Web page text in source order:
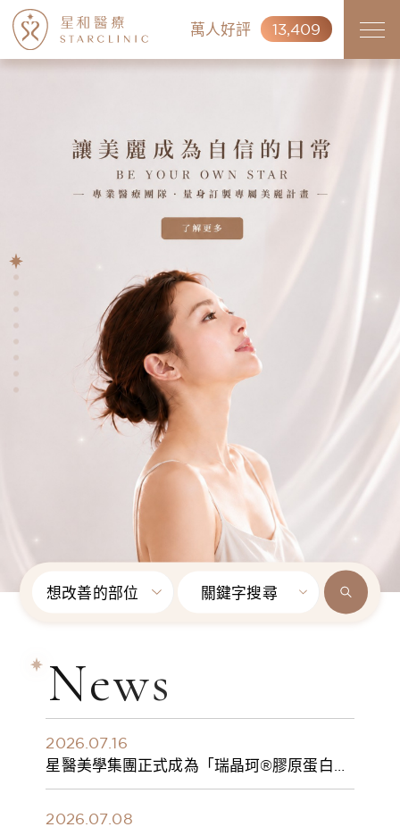
萬人好評 13,409
想改善的部位 關鍵字搜尋
News
2026.07.16
星醫美學集團正式成為「瑞晶珂®膠原蛋白植
入劑」台灣獨家總代理
2026.07.08